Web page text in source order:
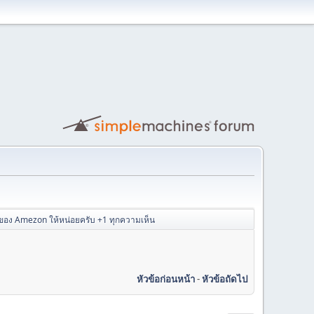
ง Amezon ให้หน่อยครับ +1 ทุกความเห็น
หัวข้อก่อนหน้า-หัวข้อถัดไป